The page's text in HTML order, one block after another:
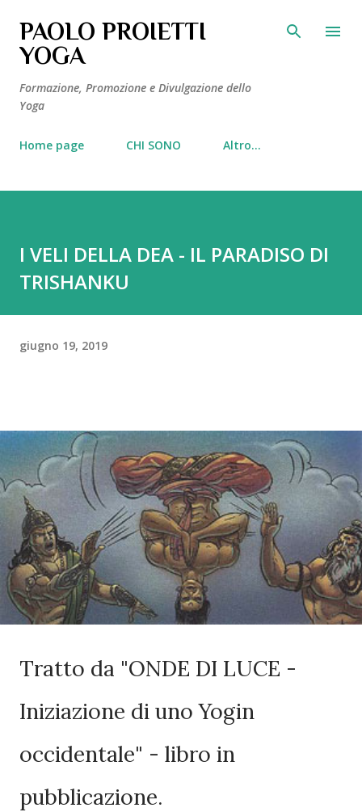
Passa ai contenuti principali
PAOLO PROIETTI
YOGA
Formazione, Promozione e Divulgazione dello
Yoga
Home page CHI SONO Altro…
I VELI DELLA DEA - IL PARADISO DI
TRISHANKU
giugno 19, 2019
Tratto da "ONDE DI LUCE -
Iniziazione di uno Yogin
occidentale" - libro in
pubblicazione.